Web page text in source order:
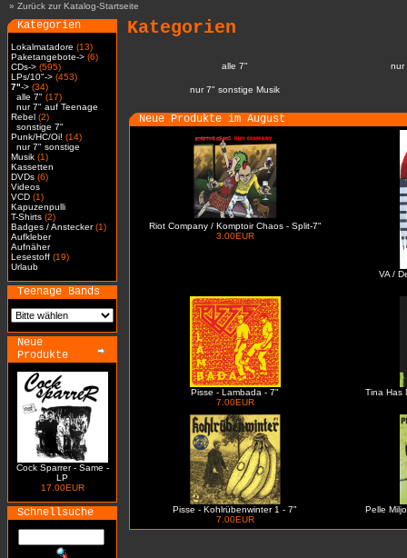
» Zurück zur Katalog-Startseite
Kategorien
Lokalmatadore (13)
Paketangebote-> (6)
CDs-> (595)
LPs/10"-> (453)
7"-> (34)
alle 7" (17)
nur 7" auf Teenage
Rebel (2)
sonstige 7"
Punk/HC/Oi! (14)
nur 7" sonstige
Musik (1)
Kassetten
DVDs (6)
Videos
VCD (1)
Kapuzenpulli
T-Shirts (2)
Badges / Anstecker(1)
Aufkleber
Aufnäher
Lesestoff (19)
Urlaub
Teenage Bands
Neue
Produkte
Cock Sparrer - Same -
LP
17.00EUR
Schnellsuche
Kategorien
alle 7" nur
nur 7" sonstige Musik
Neue Produkte im August
Riot Company / Komptoir Chaos - Split-7"
3.00EUR
VA /
Pisse - Lambada - 7"
7.00EUR
Tina Has
Pisse - Kohlrübenwinter 1 - 7"
7.00EUR
Pelle